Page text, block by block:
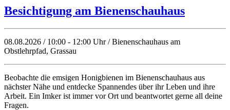
Besichtigung am Bienenschauhaus
08.08.2026 / 10:00 - 12:00 Uhr / Bienenschauhaus am
Obstlehrpfad, Grassau
Beobachte die emsigen Honigbienen im Bienenschauhaus aus
nächster Nähe und entdecke Spannendes über ihr Leben und ihre
Arbeit. Ein Imker ist immer vor Ort und beantwortet gerne all deine
Fragen.